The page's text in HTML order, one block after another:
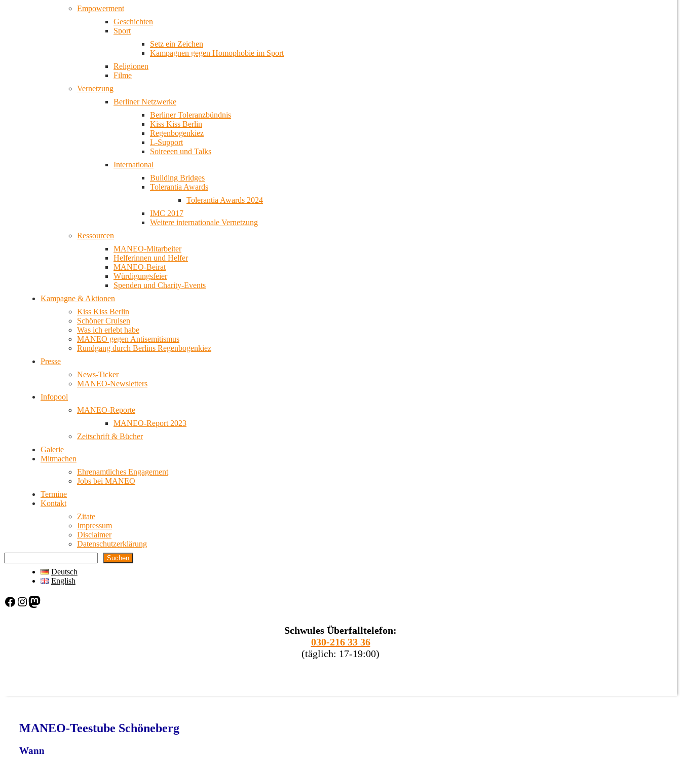
Empowerment
Geschichten
Sport
Setz ein Zeichen
Kampagnen gegen Homophobie im Sport
Religionen
Filme
Vernetzung
Berliner Netzwerke
Berliner Toleranzbündnis
Kiss Kiss Berlin
Regenbogenkiez
L-Support
Soireeen und Talks
International
Building Bridges
Tolerantia Awards
Tolerantia Awards 2024
IMC 2017
Weitere internationale Vernetzung
Ressourcen
MANEO-Mitarbeiter
Helferinnen und Helfer
MANEO-Beirat
Würdigungsfeier
Spenden und Charity-Events
Kampagne & Aktionen
Kiss Kiss Berlin
Schöner Cruisen
Was ich erlebt habe
MANEO gegen Antisemitismus
Rundgang durch Berlins Regenbogenkiez
Presse
News-Ticker
MANEO-Newsletters
Infopool
MANEO-Reporte
MANEO-Report 2023
Zeitschrift & Bücher
Galerie
Mitmachen
Ehrenamtliches Engagement
Jobs bei MANEO
Termine
Kontakt
Zitate
Impressum
Disclaimer
Datenschutzerklärung
Suchen
Deutsch
English
Facebook Instagram Mastodon
Schwules Überfalltelefon:
030-216 33 36
(täglich: 17-19:00)
MANEO-Teestube Schöneberg
Wann